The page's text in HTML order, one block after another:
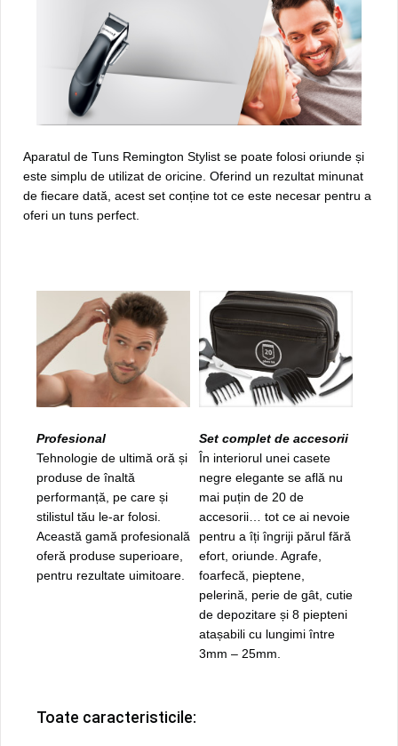
Aparatul de Tuns Remington Stylist se poate folosi oriunde și
este simplu de utilizat de oricine. Oferind un rezultat minunat
de fiecare dată, acest set conține tot ce este necesar pentru a
oferi un tuns perfect.
Profesional
Tehnologie de ultimă oră și
produse de înaltă
performanță, pe care și
stilistul tău le-ar folosi.
Această gamă profesională
oferă produse superioare,
pentru rezultate uimitoare.
Set complet de accesorii
În interiorul unei casete
negre elegante se află nu
mai puțin de 20 de
accesorii… tot ce ai nevoie
pentru a îți îngriji părul fără
efort, oriunde. Agrafe,
foarfecă, pieptene,
pelerină, perie de gât, cutie
de depozitare și 8 piepteni
atașabili cu lungimi între
3mm – 25mm.
Toate caracteristicile: